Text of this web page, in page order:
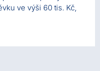
ve výši 60 tis. Kč,